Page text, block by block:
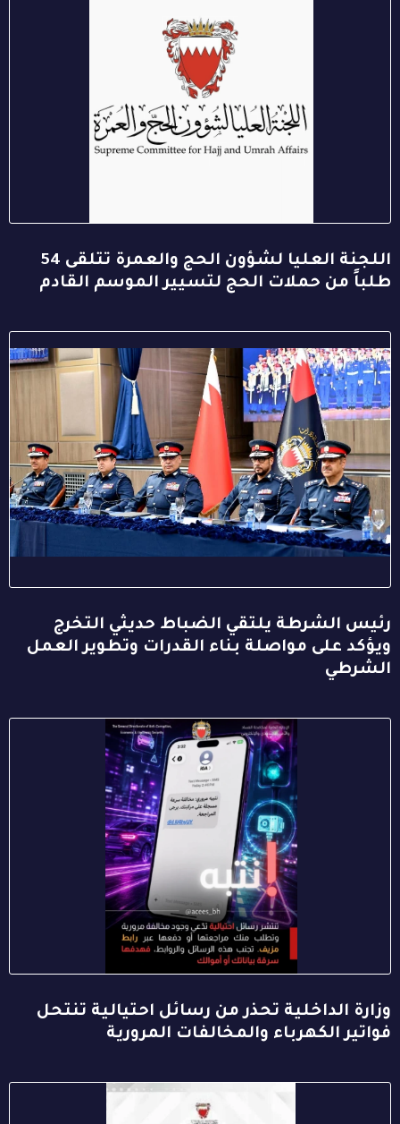
اللجنة العليا لشؤون الحج والعمرة تتلقى 54
طلباً من حملات الحج لتسيير الموسم القادم
رئيس الشرطة يلتقي الضباط حديثي التخرج
ويؤكد على مواصلة بناء القدرات وتطوير العمل
الشرطي
وزارة الداخلية تحذر من رسائل احتيالية تنتحل
فواتير الكهرباء والمخالفات المرورية